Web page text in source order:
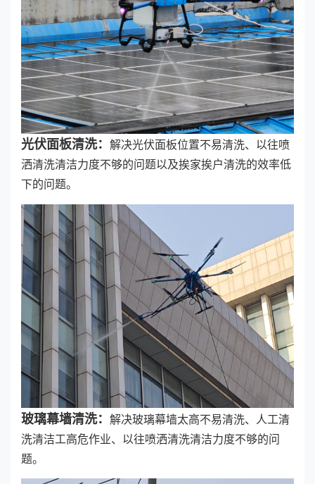
光伏面板清洗： 解决光伏面板位置不易清洗、以往喷
洒清洗清洁力度不够的问题以及挨家挨户清洗的效率低
下的问题。
玻璃幕墙清洗： 解决玻璃幕墙太高不易清洗、人工清
洗清洁工高危作业、以往喷洒清洗清洁力度不够的问
题。